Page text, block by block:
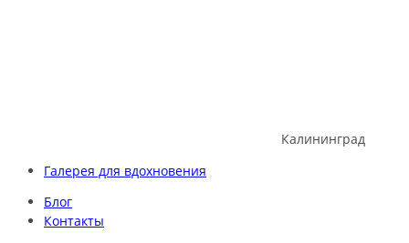
Калининград
Галерея для вдохновения
Блог
Контакты